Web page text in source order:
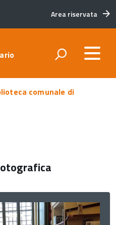
Area riservata
comunale di